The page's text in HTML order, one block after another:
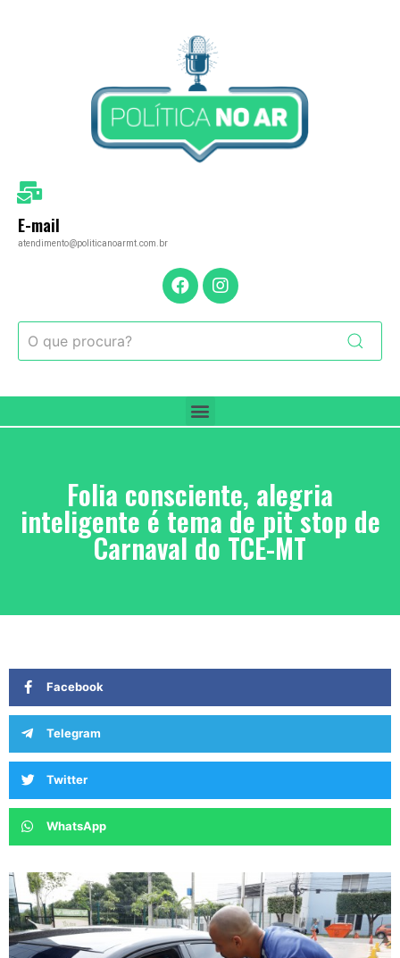
E-mail
atendimento@politicanoarmt.com.br
Folia consciente, alegria
inteligente é tema de pit stop de
Carnaval do TCE-MT
Facebook
Telegram
Twitter
WhatsApp